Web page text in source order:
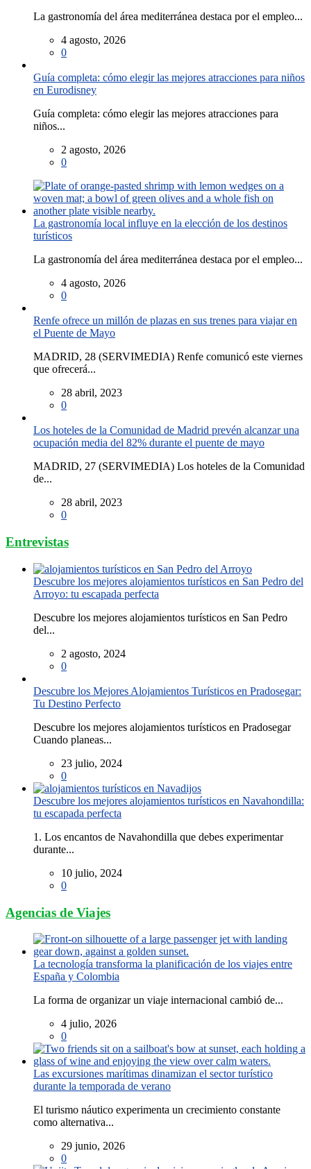
La gastronomía del área mediterránea destaca por el empleo...
4 agosto, 2026
0
Guía completa: cómo elegir las mejores atracciones para niños
en Eurodisney
Guía completa: cómo elegir las mejores atracciones para
niños...
2 agosto, 2026
0
La gastronomía local influye en la elección de los destinos
turísticos
La gastronomía del área mediterránea destaca por el empleo...
4 agosto, 2026
0
Renfe ofrece un millón de plazas en sus trenes para viajar en
el Puente de Mayo
MADRID, 28 (SERVIMEDIA) Renfe comunicó este viernes
que ofrecerá...
28 abril, 2023
0
Los hoteles de la Comunidad de Madrid prevén alcanzar una
ocupación media del 82% durante el puente de mayo
MADRID, 27 (SERVIMEDIA) Los hoteles de la Comunidad
de...
28 abril, 2023
0
Entrevistas
Descubre los mejores alojamientos turísticos en San Pedro del
Arroyo: tu escapada perfecta
Descubre los mejores alojamientos turísticos en San Pedro
del...
2 agosto, 2024
0
Descubre los Mejores Alojamientos Turísticos en Pradosegar:
Tu Destino Perfecto
Descubre los mejores alojamientos turísticos en Pradosegar
Cuando planeas...
23 julio, 2024
0
Descubre los mejores alojamientos turísticos en Navahondilla:
tu escapada perfecta
1. Los encantos de Navahondilla que debes experimentar
durante...
10 julio, 2024
0
Agencias de Viajes
La tecnología transforma la planificación de los viajes entre
España y Colombia
La forma de organizar un viaje internacional cambió de...
4 julio, 2026
0
Las excursiones marítimas dinamizan el sector turístico
durante la temporada de verano
El turismo náutico experimenta un crecimiento constante
como alternativa...
29 junio, 2026
0